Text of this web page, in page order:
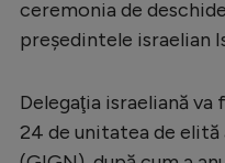
Creează
ceremonia de
preşedintele israelian
Delegaţia israeliană
24 de unitatea de